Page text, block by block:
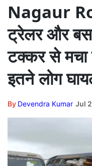
Nagaur
ट्रेलर और
टक्कर से मचा
इतने लोग
By Devendra Kumar Jul